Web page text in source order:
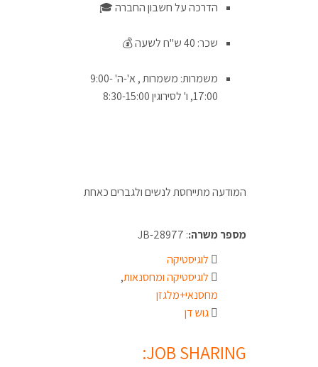
הדרכה על חשבון החברה 🎓
שכר: 40 ש"ח לשעה 💰
משמרות: משמרות , א'-ה' 9:00-
17:00, ו' לסירוגין 8:30-15:00
המודעה מתייחסת לנשים ולגברים כאחת
מספר משרה:: JB-28977
לוגיסטיקה
לוגיסטיקה ומחסנאות,
מחסנאי+מלגזן
גוש דן
JOB SHARING: